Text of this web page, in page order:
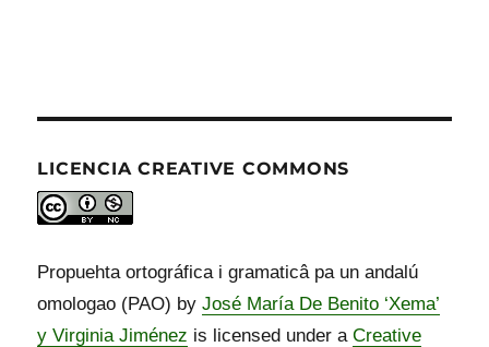
LICENCIA CREATIVE COMMONS
Propuehta ortográfica i gramaticâ pa un andalú
omologao (PAO) byJosé María De Benito ‘Xema’
y Virginia Jiménez is licensed under aCreative